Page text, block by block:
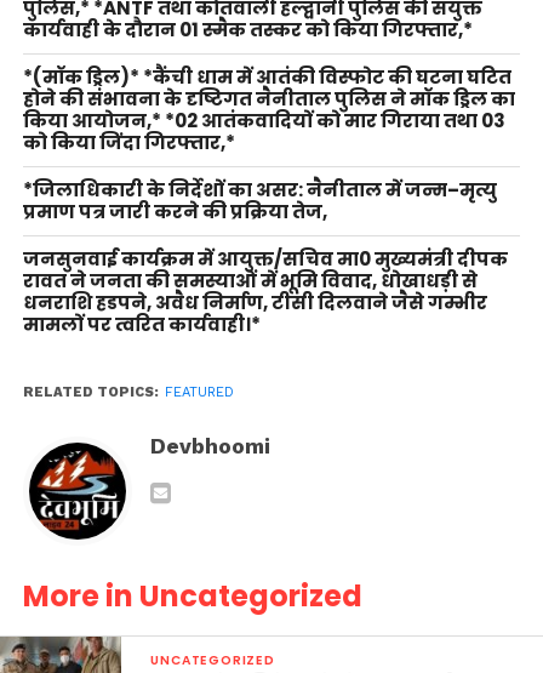
पुलिस,* *ANTF तथा कोतवाली हल्द्वानी पुलिस की संयुक्त
कार्यवाही के दौरान 01 स्मैक तस्कर को किया गिरफ्तार,*
*(मॉक ड्रिल)* *कैंची धाम में आतंकी विस्फोट की घटना घटित
होने की संभावना के दृष्टिगत नैनीताल पुलिस ने मॉक ड्रिल का
किया आयोजन,* *02 आतंकवादियों को मार गिराया तथा 03
को किया जिंदा गिरफ्तार,*
*जिलाधिकारी के निर्देशों का असर: नैनीताल में जन्म–मृत्यु
प्रमाण पत्र जारी करने की प्रक्रिया तेज,
जनसुनवाई कार्यक्रम में आयुक्त/सचिव मा0 मुख्यमंत्री दीपक
रावत ने जनता की समस्याओं में भूमि विवाद, धोखाधड़ी से
धनराशि हडपने, अवैध निर्माण, टीसी दिलवाने जैसे गम्भीर
मामलों पर त्वरित कार्यवाही।*
RELATED TOPICS: FEATURED
Devbhoomi
More in Uncategorized
UNCATEGORIZED